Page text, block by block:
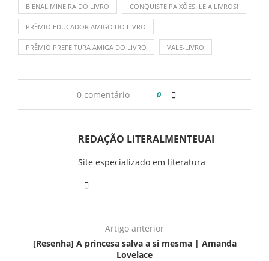
BIENAL MINEIRA DO LIVRO CONQUISTE PAIXÕES. LEIA LIVROS!
PRÊMIO EDUCADOR AMIGO DO LIVRO
PRÊMIO PREFEITURA AMIGA DO LIVRO VALE-LIVRO
0 comentário 0
REDAÇÃO LITERALMENTEUAI
Site especializado em literatura
Artigo anterior
[Resenha] A princesa salva a si mesma | Amanda
Lovelace